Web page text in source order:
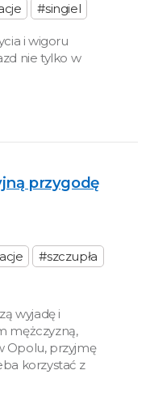
#singiel
i wigoru
nie tylko w
przygodę
#szczupła
wyjadę i
mężczyzną,
Opolu, przyjmę
korzystać z